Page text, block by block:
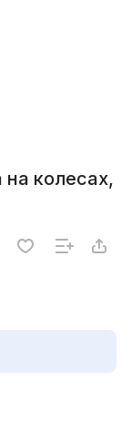
на колесах,